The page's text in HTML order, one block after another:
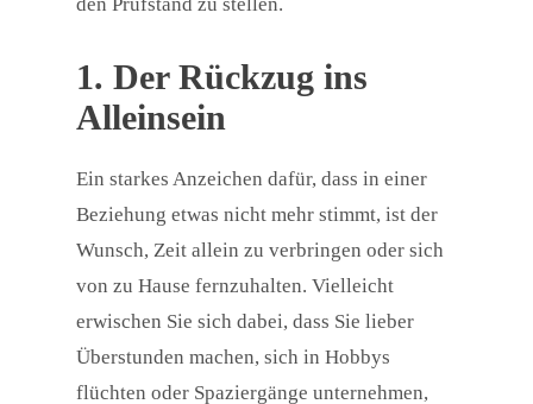
1. Der Rückzug ins
Alleinsein
Ein starkes Anzeichen dafür, dass in einer
Beziehung etwas nicht mehr stimmt, ist der
Wunsch, Zeit allein zu verbringen oder sich
von zu Hause fernzuhalten. Vielleicht
erwischen Sie sich dabei, dass Sie lieber
Überstunden machen, sich in Hobbys
flüchten oder Spaziergänge unternehmen,